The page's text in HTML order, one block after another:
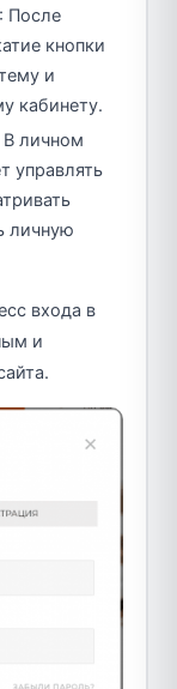
: После
кнопки
и
кабинету.
В личном
управлять
личную
входа в
и